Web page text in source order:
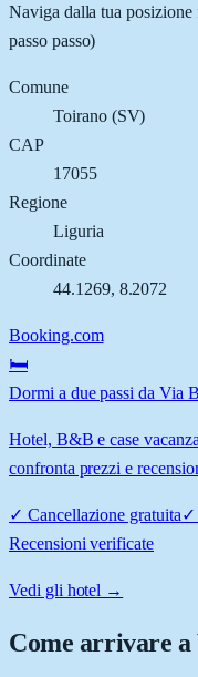
Naviga dalla tua
passo passo)
Comune
Toirano(SV)
CAP
17055
Regione
Liguria
Coordinate
44.1269, 8.2072
Booking.com
🛏️
Dormi a due passi da Via
Hotel, B&B e case
confronta prezzi e
✓ Cancellazione gratuita✓
Recensioni verificate
Vedi gli hotel →
Come arrivare a